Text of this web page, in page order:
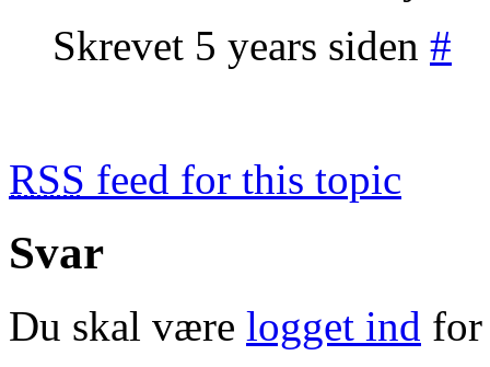
Skrevet 5 years siden #
RSS feed for this topic
Svar
Du skal være logget ind for